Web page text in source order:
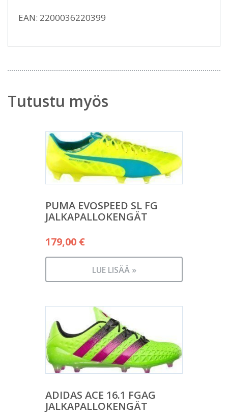
EAN: 2200036220399
Tutustu myös
PUMA EVOSPEED SL FG
JALKAPALLOKENGÄT
179,00 €
LUE LISÄÄ »
ADIDAS ACE 16.1 FGAG
JALKAPALLOKENGÄT